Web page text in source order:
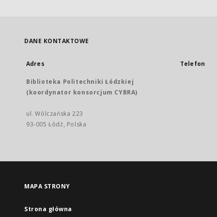
DANE KONTAKTOWE
Adres
Biblioteka Politechniki Łódzkiej
(koordynator konsorcjum CYBRA)
ul. Wólczańska 223
93-005 Łódź, Polska
Telefon
MAPA STRONY
Strona główna